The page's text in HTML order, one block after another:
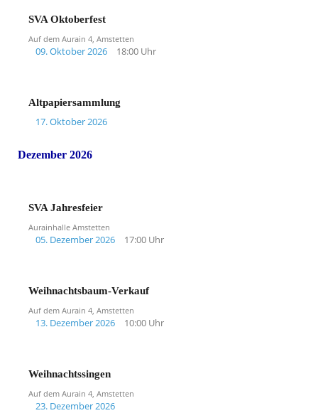
SVA Oktoberfest
Auf dem Aurain 4, Amstetten
09. Oktober 2026 18:00 Uhr
Altpapiersammlung
17. Oktober 2026
Dezember 2026
SVA Jahresfeier
Aurainhalle Amstetten
05. Dezember 2026 17:00 Uhr
Weihnachtsbaum-Verkauf
Auf dem Aurain 4, Amstetten
13. Dezember 2026 10:00 Uhr
Weihnachtssingen
Auf dem Aurain 4, Amstetten
23. Dezember 2026